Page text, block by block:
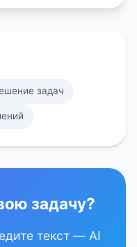
задач
задачу?
текст — AI